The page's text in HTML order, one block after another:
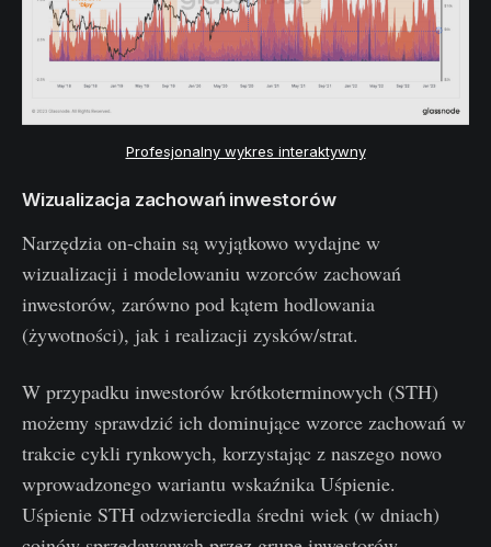
Profesjonalny wykres interaktywny
Wizualizacja zachowań inwestorów
Narzędzia on-chain są wyjątkowo wydajne w
wizualizacji i modelowaniu wzorców zachowań
inwestorów, zarówno pod kątem hodlowania
(żywotności), jak i realizacji zysków/strat.
W przypadku inwestorów krótkoterminowych (STH)
możemy sprawdzić ich dominujące wzorce zachowań w
trakcie cykli rynkowych, korzystając z naszego nowo
wprowadzonego wariantu wskaźnika Uśpienie.
Uśpienie STH odzwierciedla średni wiek (w dniach)